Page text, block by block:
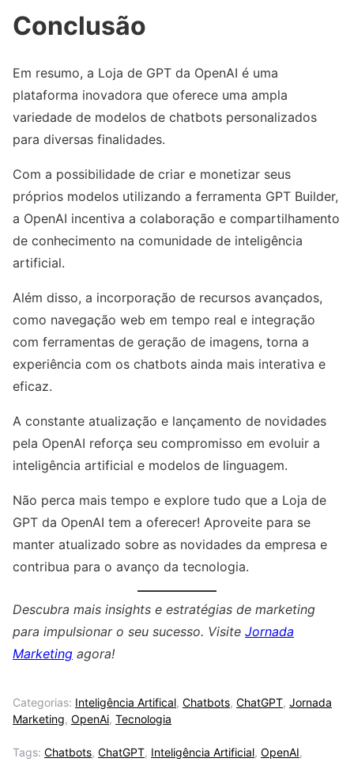
Conclusão
Em resumo, a Loja de GPT da OpenAI é uma
plataforma inovadora que oferece uma ampla
variedade de modelos de chatbots personalizados
para diversas finalidades.
Com a possibilidade de criar e monetizar seus
próprios modelos utilizando a ferramenta GPT Builder,
a OpenAI incentiva a colaboração e compartilhamento
de conhecimento na comunidade de inteligência
artificial.
Além disso, a incorporação de recursos avançados,
como navegação web em tempo real e integração
com ferramentas de geração de imagens, torna a
experiência com os chatbots ainda mais interativa e
eficaz.
A constante atualização e lançamento de novidades
pela OpenAI reforça seu compromisso em evoluir a
inteligência artificial e modelos de linguagem.
Não perca mais tempo e explore tudo que a Loja de
GPT da OpenAI tem a oferecer! Aproveite para se
manter atualizado sobre as novidades da empresa e
contribua para o avanço da tecnologia.
Descubra mais insights e estratégias de marketing
para impulsionar o seu sucesso. Visite Jornada
Marketing agora!
Categorias: Inteligência Artifical, Chatbots, ChatGPT, Jornada
Marketing, OpenAi, Tecnologia
Tags: Chatbots, ChatGPT, Inteligência Artificial, OpenAI,